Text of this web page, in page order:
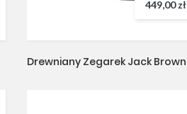
449,00 zł
Drewniany Zegarek Jack Brown